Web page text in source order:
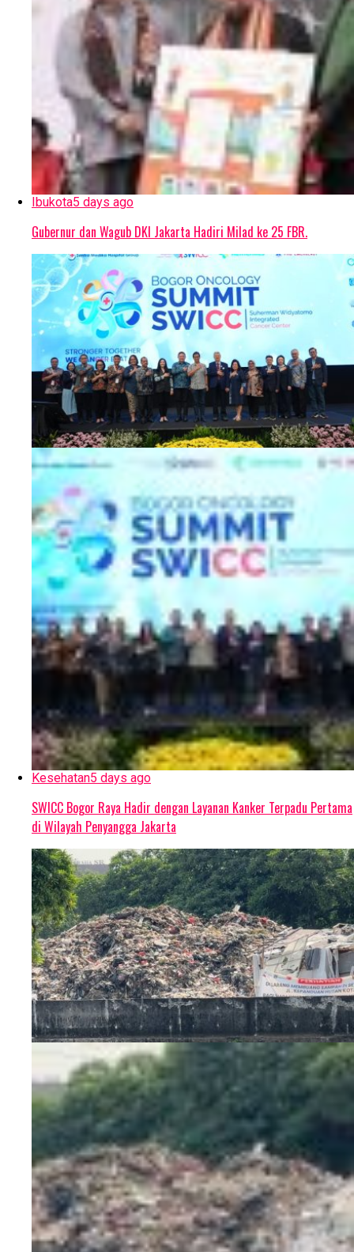
Ibukota5 days ago
Gubernur dan Wagub DKI Jakarta Hadiri Milad ke 25 FBR.
Kesehatan5 days ago
SWICC Bogor Raya Hadir dengan Layanan Kanker Terpadu Pertama
di Wilayah Penyangga Jakarta